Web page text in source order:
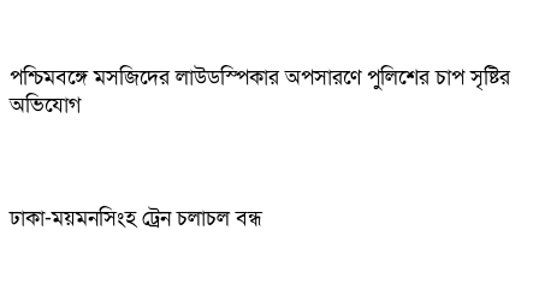
পশ্চিমবঙ্গে মসজিদের লাউডস্পিকার অপসারণে পুলিশের চাপ সৃষ্টির
অভিযোগ
ঢাকা-ময়মনসিংহ ট্রেন চলাচল বন্ধ